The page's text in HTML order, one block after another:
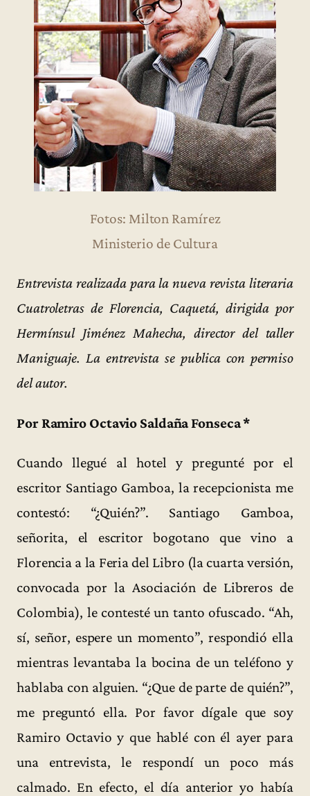
Fotos: Milton Ramírez
Ministerio de Cultura
Entrevista realizada para la nueva revista literaria
Cuatroletras de Florencia, Caquetá, dirigida por
Hermínsul Jiménez Mahecha, director del taller
Maniguaje. La entrevista se publica con permiso
del autor.
Por Ramiro Octavio Saldaña Fonseca *
Cuando llegué al hotel y pregunté por el
escritor Santiago Gamboa, la recepcionista me
contestó: “¿Quién?”. Santiago Gamboa,
señorita, el escritor bogotano que vino a
Florencia a la Feria del Libro (la cuarta versión,
convocada por la Asociación de Libreros de
Colombia), le contesté un tanto ofuscado. “Ah,
sí, señor, espere un momento”, respondió ella
mientras levantaba la bocina de un teléfono y
hablaba con alguien. “¿Que de parte de quién?”,
me preguntó ella. Por favor dígale que soy
Ramiro Octavio y que hablé con él ayer para
una entrevista, le respondí un poco más
calmado. En efecto, el día anterior yo había